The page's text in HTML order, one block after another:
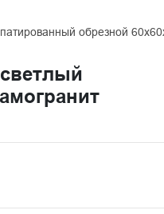
обрезной